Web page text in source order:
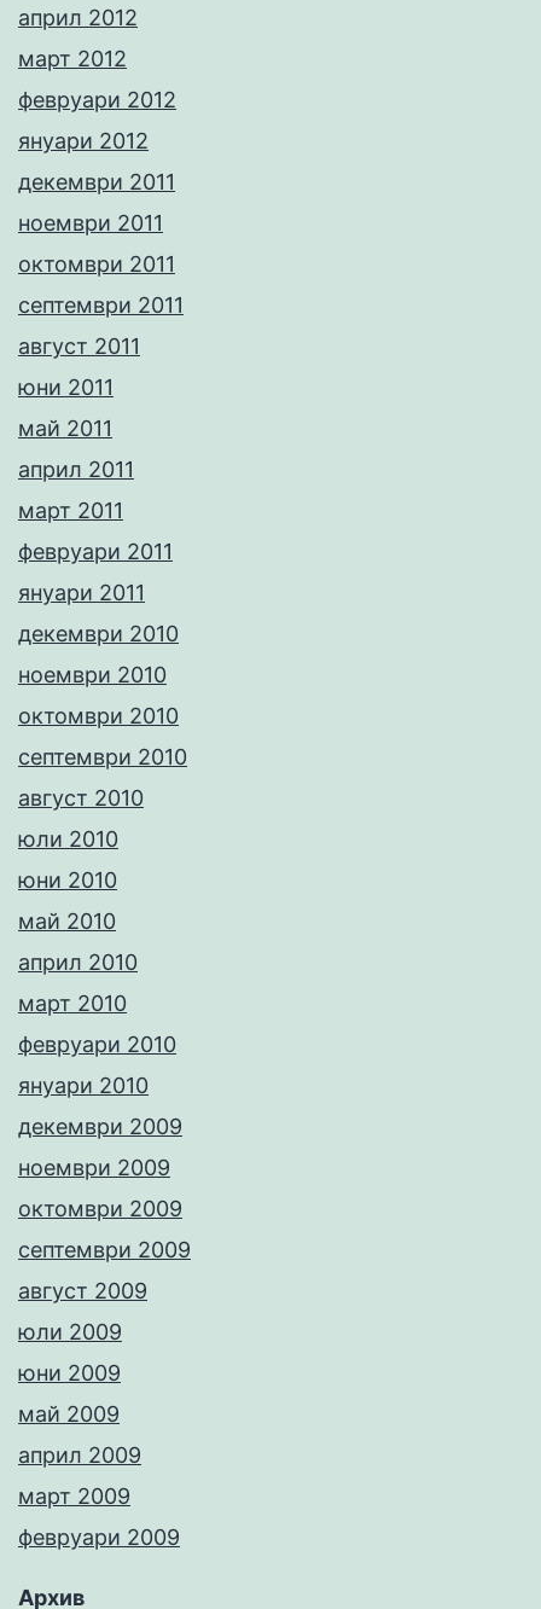
април 2012
март 2012
февруари 2012
януари 2012
декември 2011
ноември 2011
октомври 2011
септември 2011
август 2011
юни 2011
май 2011
април 2011
март 2011
февруари 2011
януари 2011
декември 2010
ноември 2010
октомври 2010
септември 2010
август 2010
юли 2010
юни 2010
май 2010
април 2010
март 2010
февруари 2010
януари 2010
декември 2009
ноември 2009
октомври 2009
септември 2009
август 2009
юли 2009
юни 2009
май 2009
април 2009
март 2009
февруари 2009
Архив